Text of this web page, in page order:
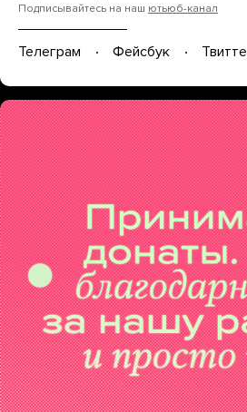
Подписывайтесь на наш ютьюб-канал
Телеграм Фейсбук